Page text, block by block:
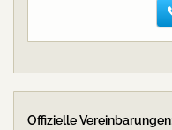
Offizielle